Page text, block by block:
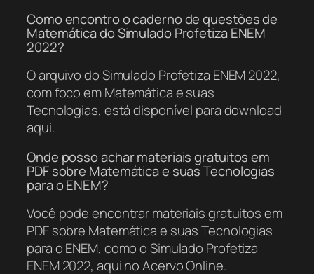
Como encontro o caderno de questões de
Matemática do Simulado Profetiza ENEM
2022?
O arquivo do Simulado Profetiza ENEM 2022,
com foco em Matemática e suas
Tecnologias, está disponível para download
aqui.
Onde posso achar materiais gratuitos em
PDF sobre Matemática e suas Tecnologias
para o ENEM?
Você pode encontrar materiais gratuitos em
PDF sobre Matemática e suas Tecnologias
para o ENEM, como o Simulado Profetiza
ENEM 2022, aqui no Acervo Online.